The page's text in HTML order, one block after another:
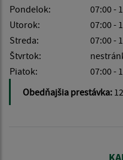
Pondelok:
07:00 -
Utorok:
07:00 -
Streda:
07:00 -
Štvrtok:
Piatok:
07:00 -
Obedňajšia prestávka: